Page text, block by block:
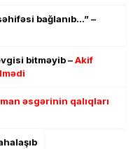
bağlanıb…” –
bitməyib –Akif
əsgərinin qalıqları